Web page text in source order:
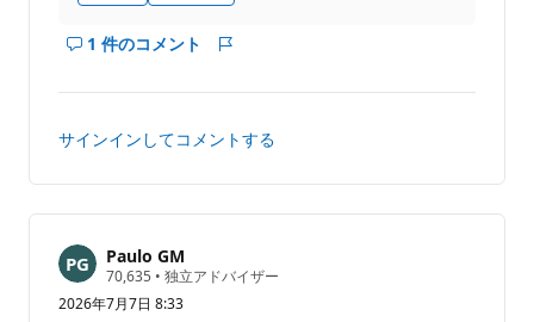
1 件のコメント
こ
答
の
コ
ト
を
表
ト
サインインしてコメントする
Paulo GM
70,635 評
の
• 独立アドバイザー
2026年7月7日 8:33